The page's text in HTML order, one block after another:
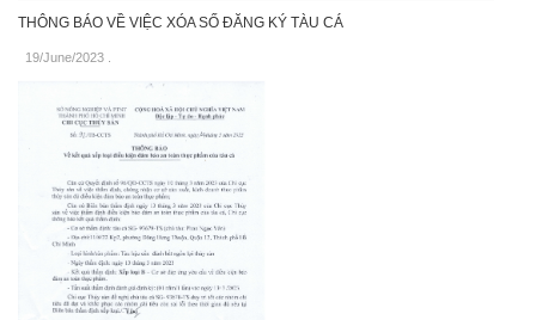
THÔNG BÁO VỀ VIỆC XÓA SỐ ĐĂNG KÝ TÀU CÁ
19/June/2023 .